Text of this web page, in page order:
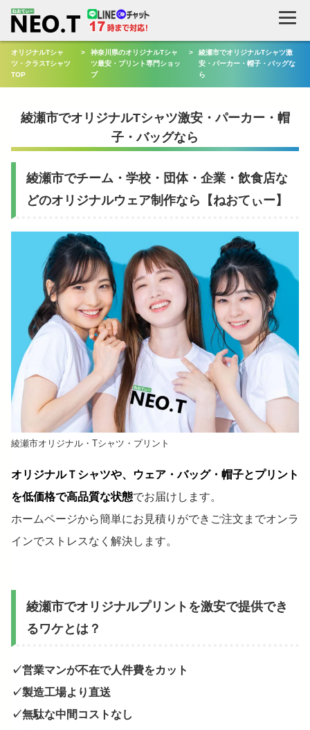
オリジナルTシャ
ツ・クラスTシャツ
TOP
>
神奈川県のオリジナルTシャ
ツ最安・プリント専門ショッ
プ
>
綾瀬市でオリジナルTシャツ激
安・パーカー・帽子・バッグな
ら
綾瀬市でオリジナルTシャツ激安・パーカー・帽
子・バッグなら
綾瀬市でチーム・学校・団体・企業・飲食店な
どのオリジナルウェア制作なら【ねおてぃー】
綾瀬市オリジナル・Tシャツ・プリント
オリジナルＴシャツや、ウェア・バッグ・帽子とプリント
を低価格で高品質な状態でお届けします。
ホームページから簡単にお見積りができご注文までオンラ
インでストレスなく解決します。
綾瀬市でオリジナルプリントを激安で提供でき
るワケとは？
✓営業マンが不在で人件費をカット
✓製造工場より直送
✓無駄な中間コストなし
検
索